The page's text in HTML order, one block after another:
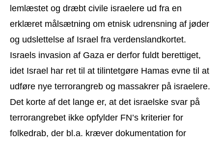
lemlæstet og dræbt civile israelere ud fra en
erklæret målsætning om etnisk udrensning af jøder
og udslettelse af Israel fra verdenslandkortet.
Israels invasion af Gaza er derfor fuldt berettiget,
idet Israel har ret til at tilintetgøre Hamas evne til at
udføre nye terrorangreb og massakrer på israelere.
Det korte af det lange er, at det israelske svar på
terrorangrebet ikke opfylder FN’s kriterier for
folkedrab, der bl.a. kræver dokumentation for